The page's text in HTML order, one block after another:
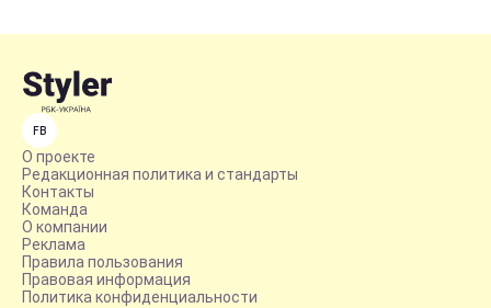
FB
О проекте
Редакционная политика и стандарты
Контакты
Команда
О компании
Реклама
Правила пользования
Правовая информация
Политика конфиденциальности